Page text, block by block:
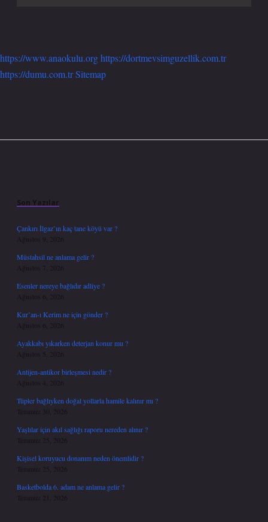
https://www.anaokulu.orghttps://dortmevsimguzellik.com.tr
https://dumu.com.trSitemap
Son Yazılar
Çankırı İlgaz’ın kaç tane köyü var ?
Ağustos 9, 2026
Müstahsil ne anlama gelir ?
Ağustos 7, 2026
Esenler nereye bağlıdır adliye ?
Ağustos 6, 2026
Kur’an-ı Kerim ne için gönder ?
Ağustos 6, 2026
Ayakkabı yıkarken deterjan konur mu ?
Ağustos 5, 2026
Antijen-antikor birleşmesi nedir ?
Ağustos 4, 2026
Tüpler bağlıyken doğal yollarla hamile kalınır mı ?
Temmuz 30, 2026
Yaşlılar için akıl sağlığı raporu nereden alınır ?
Temmuz 25, 2026
Kişisel koruyucu donanım neden önemlidir ?
Temmuz 25, 2026
Basketbolda 6. adam ne anlama gelir ?
Temmuz 21, 2026